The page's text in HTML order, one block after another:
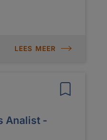
LEES MEER
Analist -